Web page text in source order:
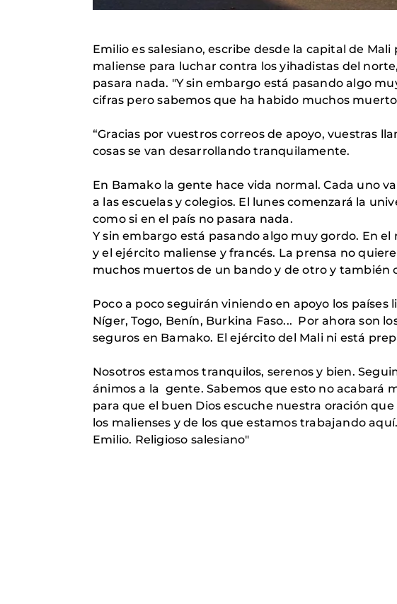
Emilio es salesiano, escribe desde la capital de
maliense para luchar contra los yihadistas del
pasara nada. "Y sin embargo está pasando algo
cifras pero sabemos que ha habido muchos
“Gracias por vuestros correos de apoyo, vuestras
cosas se van desarrollando tranquilamente.
En Bamako la gente hace vida normal. Cada uno
a las escuelas y colegios. El lunes comenzará la
como si en el país no pasara nada.
Y sin embargo está pasando algo muy gordo. En
y el ejército maliense y francés. La prensa no
muchos muertos de un bando y de otro y también
Poco a poco seguirán viniendo en apoyo los
Níger, Togo, Benín, Burkina Faso... Por ahora son
seguros en Bamako. El ejército del Mali ni está
Nosotros estamos tranquilos, serenos y bien.
ánimos a la gente. Sabemos que esto no acabará
para que el buen Dios escuche nuestra oración
los malienses y de los que estamos trabajando aquí.
Emilio. Religioso salesiano"